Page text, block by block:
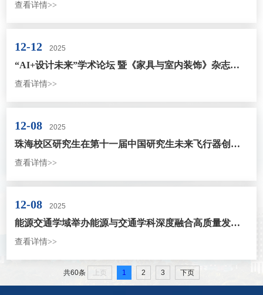
查看详情>>
12-12 2025
“AI+设计未来”学术论坛 暨《家具与室内装饰》杂志第三届编委会学术年会 在北京理工大学（珠海）举办
查看详情>>
12-08 2025
珠海校区研究生在第十一届中国研究生未来飞行器创新大赛斩获佳绩
查看详情>>
12-08 2025
能源交通学域举办能源与交通学科深度融合高质量发展交流会
查看详情>>
共60条 上页 1 2 3 下页